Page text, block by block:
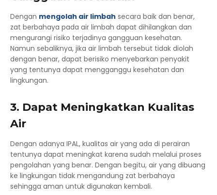
Dengan mengolah air limbah secara baik dan benar,
zat berbahaya pada air limbah dapat dihilangkan dan
mengurangi risiko terjadinya gangguan kesehatan.
Namun sebaliknya, jika air limbah tersebut tidak diolah
dengan benar, dapat berisiko menyebarkan penyakit
yang tentunya dapat mengganggu kesehatan dan
lingkungan.
3. Dapat Meningkatkan Kualitas
Air
Dengan adanya IPAL, kualitas air yang ada di perairan
tentunya dapat meningkat karena sudah melalui proses
pengolahan yang benar. Dengan begitu, air yang dibuang
ke lingkungan tidak mengandung zat berbahaya
sehingga aman untuk digunakan kembali.